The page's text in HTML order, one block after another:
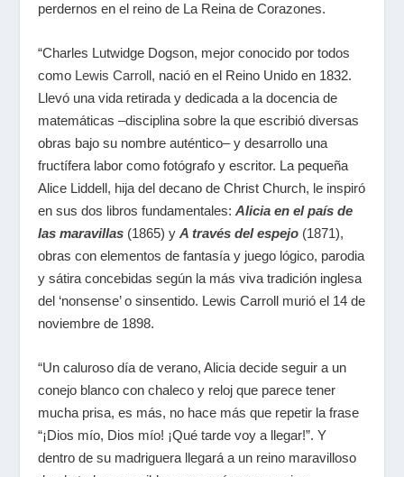
perdernos en el reino de La Reina de Corazones.
“Charles Lutwidge Dogson, mejor conocido por todos
como Lewis Carroll, nació en el Reino Unido en 1832.
Llevó una vida retirada y dedicada a la docencia de
matemáticas –disciplina sobre la que escribió diversas
obras bajo su nombre auténtico– y desarrollo una
fructífera labor como fotógrafo y escritor. La pequeña
Alice Liddell, hija del decano de Christ Church, le inspiró
en sus dos libros fundamentales:Alicia en el país de
las maravillas (1865) yA través del espejo (1871),
obras con elementos de fantasía y juego lógico, parodia
y sátira concebidas según la más viva tradición inglesa
del ‘nonsense’ o sinsentido. Lewis Carroll murió el 14 de
noviembre de 1898.
“Un caluroso día de verano, Alicia decide seguir a un
conejo blanco con chaleco y reloj que parece tener
mucha prisa, es más, no hace más que repetir la frase
“¡Dios mío, Dios mío! ¡Qué tarde voy a llegar!”. Y
dentro de su madriguera llegará a un reino maravilloso